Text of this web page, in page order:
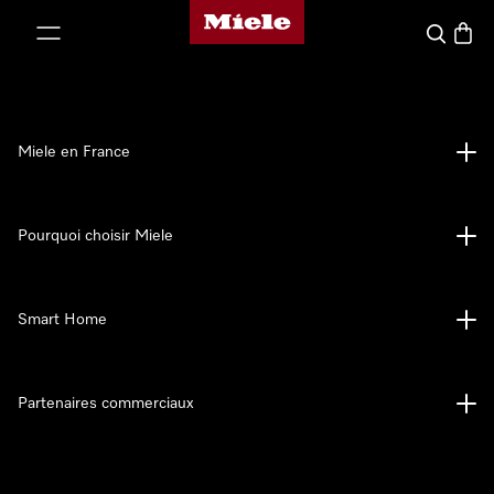
Page d'accueil Miele
Search
Miele en France
Pourquoi choisir Miele
Smart Home
Partenaires commerciaux